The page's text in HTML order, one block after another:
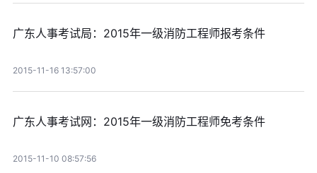
广东人事考试局：2015年一级消防工程师报考条件
2015-11-16 13:57:00
广东人事考试网：2015年一级消防工程师免考条件
2015-11-10 08:57:56